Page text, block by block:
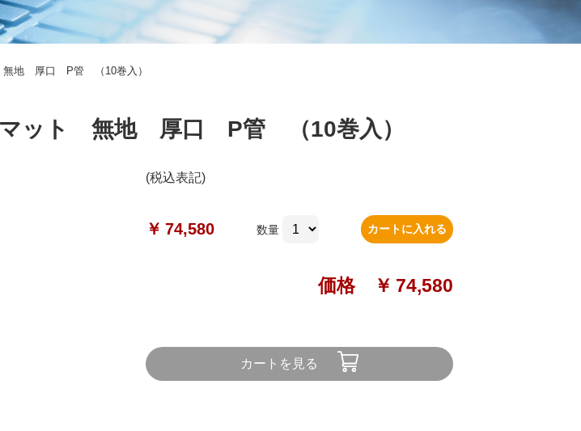
地 厚口 P管 （10巻入）
ット 無地 厚口 P管 （10巻入）
(税込表記)
￥ 74,580 数量 カートに入れる
価格 ￥ 74,580
カートを見る